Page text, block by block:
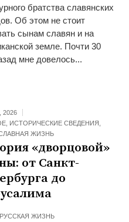
братства славянских
Об этом не стоит
сынам славян и на
земле. Почти 30
мне довелось...
2026
ИСТОРИЧЕСКИЕ СВЕДЕНИЯ
ЖИЗНЬ
«дворцовой»
от Санкт-
до
РУССКАЯ ЖИЗНЬ